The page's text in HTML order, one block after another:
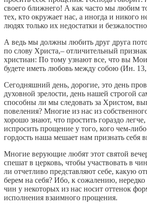
своего ближнего! А как часто мы любим
тех, кто окружает нас, а иногда и никого
людях только их недостатки и
А ведь мы должны любить друг друга
по слову Христа,– отличительный
христиан: По тому узнают все, что вы
будете иметь любовь между собою (Ин.
Сегодняшний день, дорогие, это день
духовной зрелости, день нашей строгой
способны ли мы следовать за Христом,
повеления? Многие из нас из
хорошо знают, что простить гораздо
испросить прощение у того, кого чем-
гордость наша мешает нам признать себя
Многие верующие любят этот святой
спешат в церковь, чтобы участвовать в
ли отчетливо представляют себе, какую
берем на себя? Ибо, к сожалению, нередко
чин у некоторых из нас носит оттенок
исполнения взаимного прощения.